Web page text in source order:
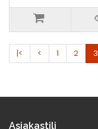
|< < 1 2 3
Asiakastili